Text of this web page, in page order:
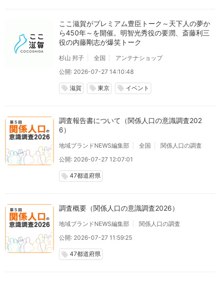
ここ滋賀がプレミアム豊臣トーク～天下人の夢か
ら450年～を開催。明智光秀役の要潤、斎藤利三
役の内藤剛志が爆笑トーク
杉山 邦子 全国
アンテナショップ
公開: 2026-07-27 14:10:48
local_offer 滋賀 local_offer 東京 local_offer イベント
調査報告書について（関係人口の意識調査202
6）
地域ブランドNEWS編集部 全国
関係人口の調査
公開: 2026-07-27 12:07:01
local_offer 47都道府県
調査概要（関係人口の意識調査2026）
地域ブランドNEWS編集部
関係人口の調査
公開: 2026-07-27 11:59:25
local_offer 47都道府県